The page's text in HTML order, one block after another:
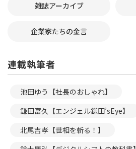
雑誌アーカイブ
企業家たちの金言
連載執筆者
池田ゆう【社長のおしゃれ】
鎌田富久【エンジェル鎌田’sEye】
北尾吉孝【世相を斬る！】